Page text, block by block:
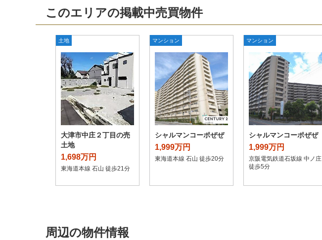
このエリアの掲載中売買物件
土地
大津市中庄２丁目の売
土地
1,698万円
東海道本線 石山 徒歩21分
マンション
シャルマンコーポぜぜ
1,999万円
東海道本線 石山 徒歩20分
マンション
シャルマンコーポぜぜ
1,999万円
京阪電気鉄道石坂線 中ノ庄
徒歩5分
周辺の物件情報